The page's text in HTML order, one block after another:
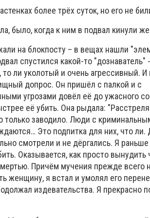
более трёх суток, но его не
было, когда к ним в подвал кинули
на блокпосту – в вещах нашли
спустился какой-то
ли уколотый и очень агрессивный. И
допрос. Он пришёл с палкой и с
угрозами довёл её до ужасного
её убить. Она рыдала:
только заводило. Люди с
Это подпитка для них, что ли.
смотрели и не дёргались. Я раньше
Оказывается, как просто вынудить
Причём мучения прежде всего
женщину, я встал и умолял его
издевательства. Я прекрасно